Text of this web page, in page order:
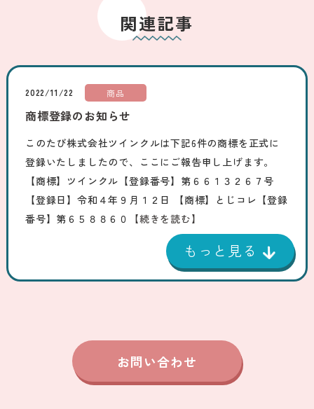
関連記事
2022/11/22 商品
商標登録のお知らせ
このたび株式会社ツインクルは下記6件の商標を正式に
登録いたしましたので、ここにご報告申し上げます。
【商標】ツインクル【登録番号】第６６１３２６７号
【登録日】令和４年９月１２日 【商標】とじコレ【登録
番号】第６５８８６０
【続きを読む】
お問い合わせ